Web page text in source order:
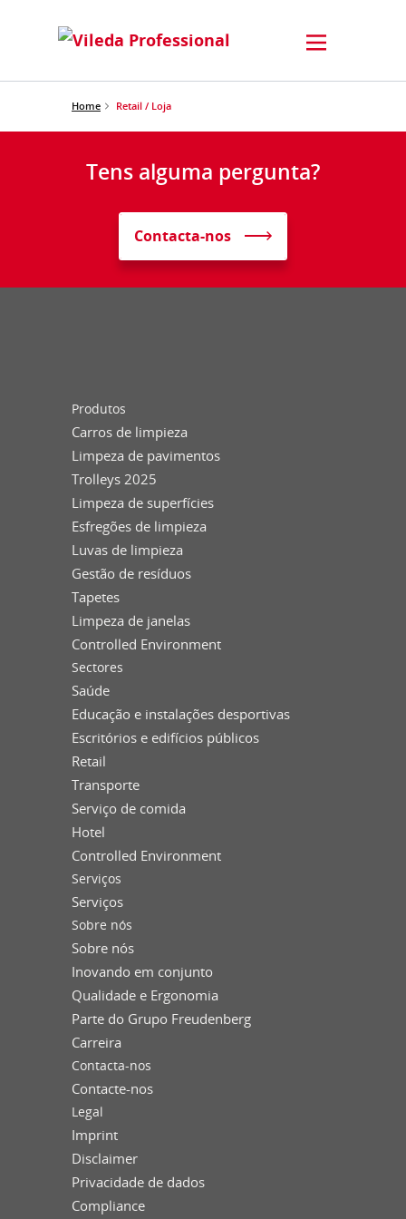
Home Retail / Loja
Tens alguma pergunta?
Contacta-nos
Produtos
Carros de limpieza
Limpeza de pavimentos
Trolleys 2025
Limpeza de superfícies
Esfregões de limpieza
Luvas de limpieza
Gestão de resíduos
Tapetes
Limpeza de janelas
Controlled Environment
Sectores
Saúde
Educação e instalações desportivas
Escritórios e edifícios públicos
Retail
Transporte
Serviço de comida
Hotel
Controlled Environment
Serviços
Serviços
Sobre nós
Sobre nós
Inovando em conjunto
Qualidade e Ergonomia
Parte do Grupo Freudenberg
Carreira
Contacta-nos
Contacte-nos
Legal
Imprint
Disclaimer
Privacidade de dados
Compliance